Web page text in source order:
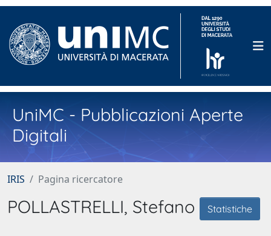
UniMC - Pubblicazioni Aperte
Digitali
IRIS Pagina ricercatore
POLLASTRELLI, Stefano Statistiche